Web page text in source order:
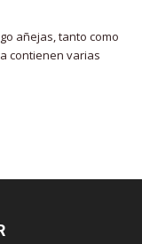
añejas, tanto como
contienen varias